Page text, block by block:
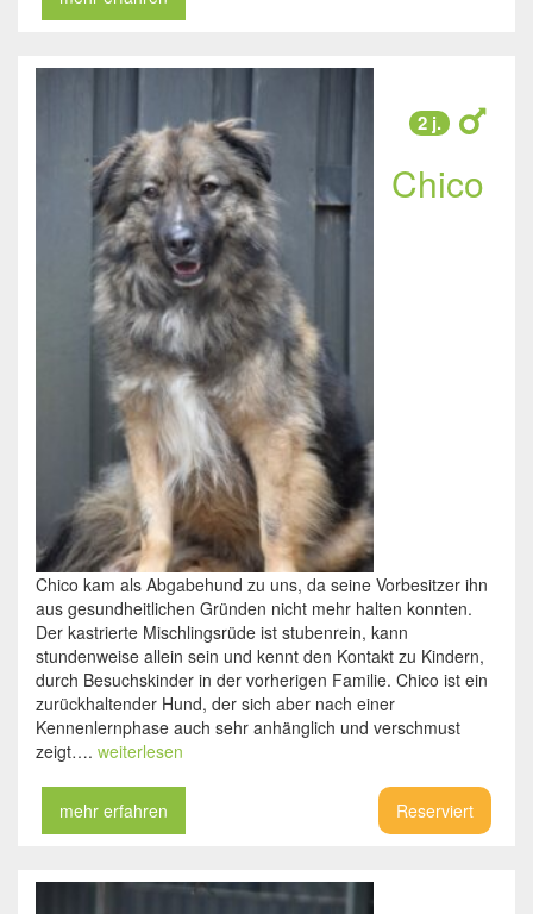
2 j.
Chico
Chico kam als Abgabehund zu uns, da seine Vorbesitzer ihn
aus gesundheitlichen Gründen nicht mehr halten konnten.
Der kastrierte Mischlingsrüde ist stubenrein, kann
stundenweise allein sein und kennt den Kontakt zu Kindern,
durch Besuchskinder in der vorherigen Familie. Chico ist ein
zurückhaltender Hund, der sich aber nach einer
Kennenlernphase auch sehr anhänglich und verschmust
zeigt…. weiterlesen
Reserviert
mehr erfahren